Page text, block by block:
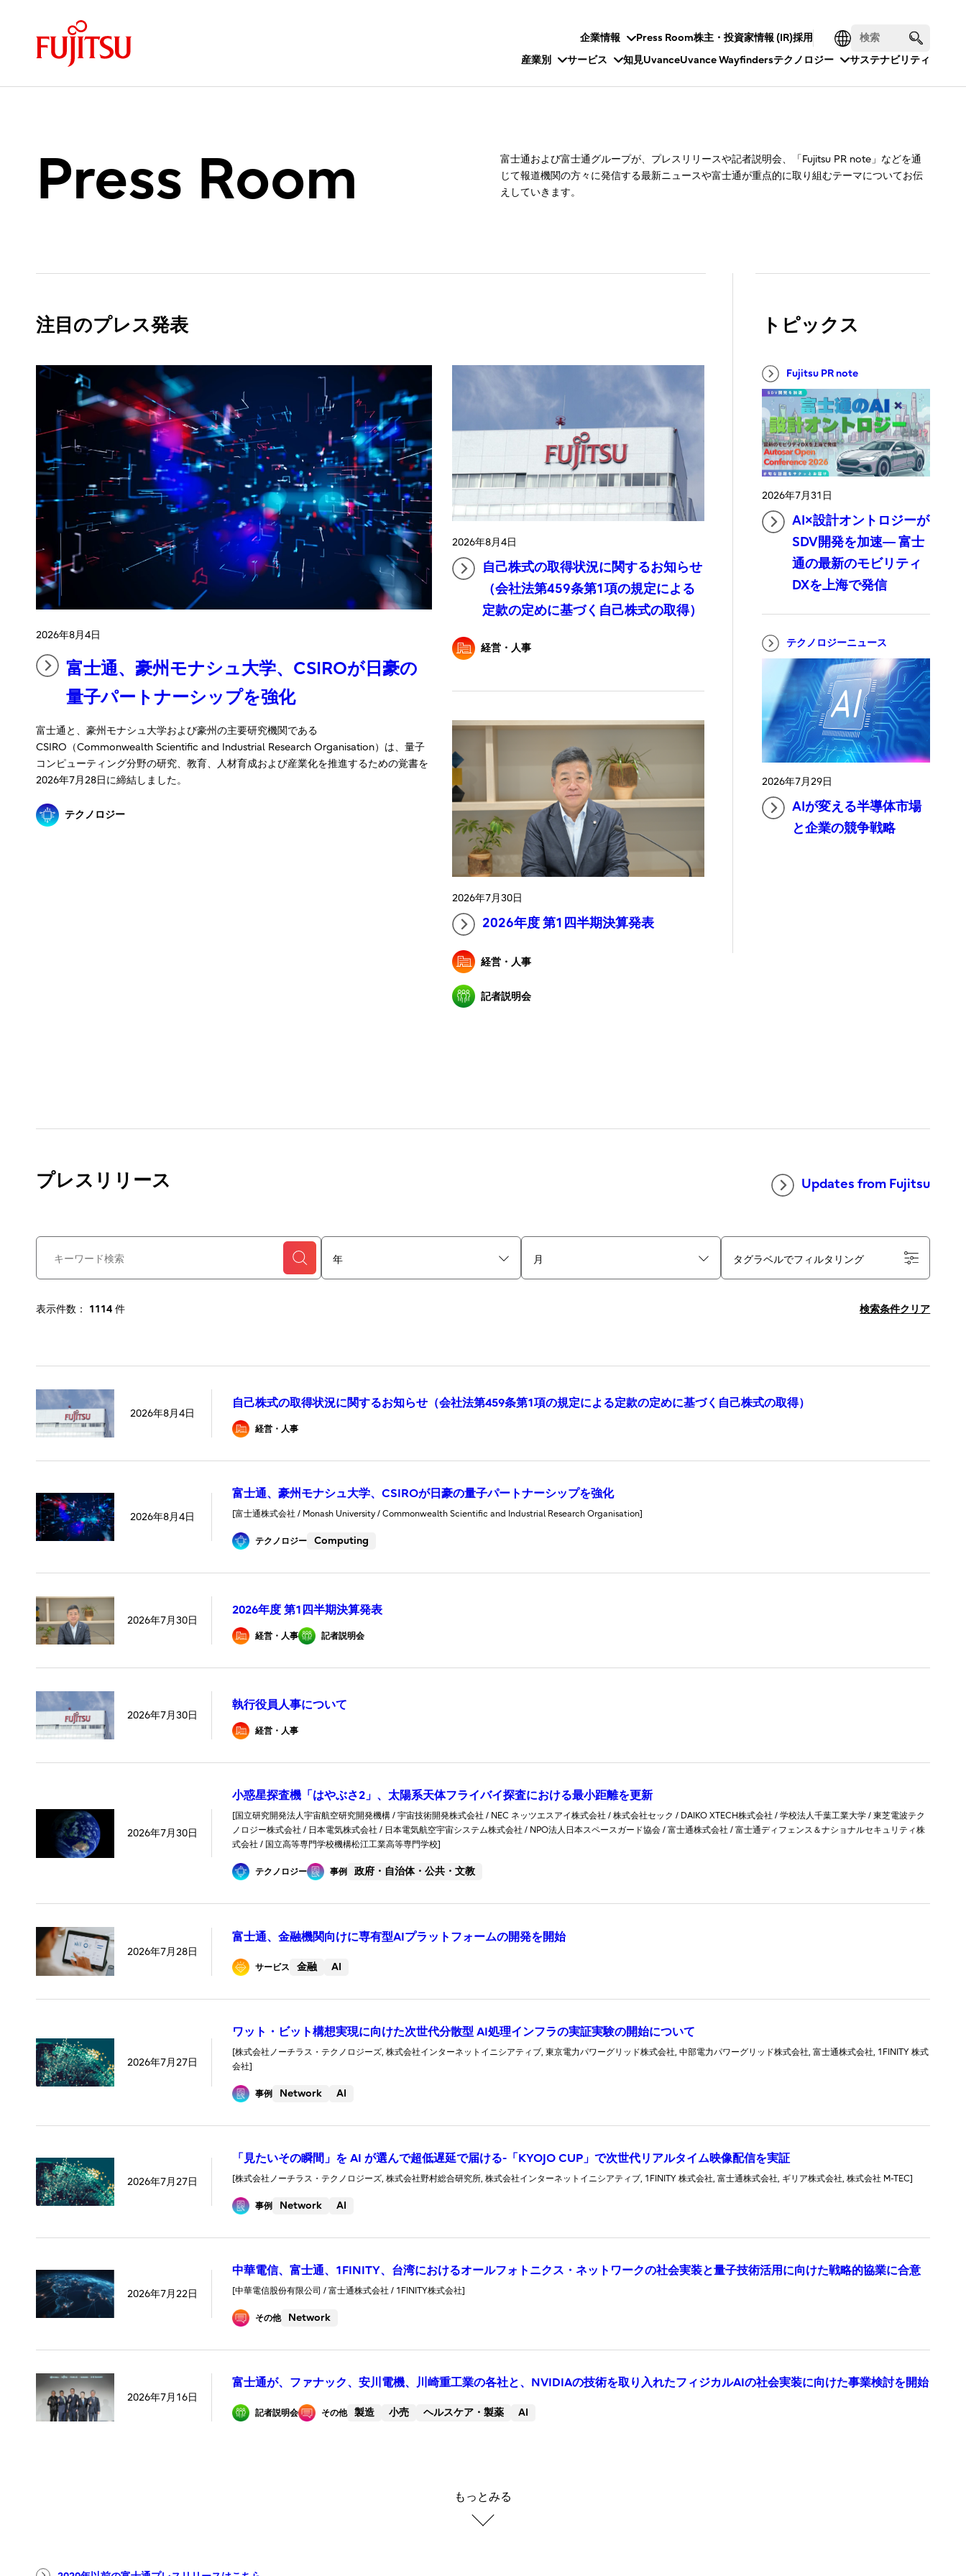
企業情報 Press Room株主・投資家情報 (IR)採用
産業別
サービス 知見UvanceUvance Wayfindersテクノロジー サステナビリティ
Press Room
富士通および富士通グループが、プレスリリースや記者説明会、「Fujitsu PR note」などを通
じて報道機関の方々に発信する最新ニュースや富士通が重点的に取り組むテーマについてお伝
えしていきます。
注目のプレス発表
2026年8月4日
富士通、豪州モナシュ大学、CSIROが日豪の
量子パートナーシップを強化
富士通と、豪州モナシュ大学および豪州の主要研究機関である
CSIRO（Commonwealth Scientific and Industrial Research Organisation）は、量子
コンピューティング分野の研究、教育、人材育成および産業化を推進するための覚書を
2026年7月28日に締結しました。
テクノロジー
2026年8月4日
自己株式の取得状況に関するお知らせ
（会社法第459条第1項の規定による
定款の定めに基づく自己株式の取得）
経営・人事
2026年7月30日
2026年度 第1四半期決算発表
経営・人事
記者説明会
トピックス
Fujitsu PR note
2026年7月31日
AI×設計オントロジーが
SDV開発を加速― 富士
通の最新のモビリティ
DXを上海で発信
テクノロジーニュース
2026年7月29日
AIが変える半導体市場
と企業の競争戦略
プレスリリース Updates from Fujitsu
年 月 タグラベルでフィルタリング
表示件数： 1114件 検索条件クリア
2026年8月4日
自己株式の取得状況に関するお知らせ（会社法第459条第1項の規定による定款の定めに基づく自己株式の取得）
経営・人事
2026年8月4日
富士通、豪州モナシュ大学、CSIROが日豪の量子パートナーシップを強化
[富士通株式会社 / Monash University / Commonwealth Scientific and Industrial Research Organisation]
テクノロジー Computing
2026年7月30日
2026年度 第1四半期決算発表
経営・人事 記者説明会
2026年7月30日
執行役員人事について
経営・人事
2026年7月30日
小惑星探査機「はやぶさ2」、太陽系天体フライバイ探査における最小距離を更新
[国立研究開発法人宇宙航空研究開発機構 / 宇宙技術開発株式会社 / NEC ネッツエスアイ株式会社 / 株式会社セック / DAIKO XTECH株式会社 / 学校法人千葉工業大学 / 東芝電波テク
ノロジー株式会社 / 日本電気株式会社 / 日本電気航空宇宙システム株式会社 / NPO法人日本スペースガード協会 / 富士通株式会社 / 富士通ディフェンス＆ナショナルセキュリティ株
式会社 / 国立高等専門学校機構松江工業高等専門学校]
テクノロジー 事例 政府・自治体・公共・文教
2026年7月28日
富士通、金融機関向けに専有型AIプラットフォームの開発を開始
サービス 金融 AI
2026年7月27日
ワット・ビット構想実現に向けた次世代分散型 AI処理インフラの実証実験の開始について
[株式会社ノーチラス・テクノロジーズ, 株式会社インターネットイニシアティブ, 東京電力パワーグリッド株式会社, 中部電力パワーグリッド株式会社, 富士通株式会社, 1FINITY 株式
会社]
事例 Network AI
2026年7月27日
「見たいその瞬間」を AI が選んで超低遅延で届ける-「KYOJO CUP」で次世代リアルタイム映像配信を実証
[株式会社ノーチラス・テクノロジーズ, 株式会社野村総合研究所, 株式会社インターネットイニシアティブ, 1FINITY 株式会社, 富士通株式会社, ギリア株式会社, 株式会社 M-TEC]
事例 Network AI
2026年7月22日
中華電信、富士通、1FINITY、台湾におけるオールフォトニクス・ネットワークの社会実装と量子技術活用に向けた戦略的協業に合意
[中華電信股份有限公司 / 富士通株式会社 / 1FINITY株式会社]
その他 Network
2026年7月16日
富士通が、ファナック、安川電機、川崎重工業の各社と、NVIDIAの技術を取り入れたフィジカルAIの社会実装に向けた事業検討を開始
記者説明会 その他 製造 小売 ヘルスケア・製薬 AI
もっとみる